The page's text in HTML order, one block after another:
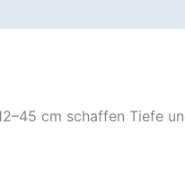
cm schaffen Tiefe